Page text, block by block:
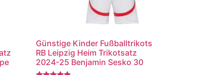
Günstige Kinder Fußballtrikots
RB Leipzig Heim Trikotsatz
2024-25 Benjamin Sesko 30